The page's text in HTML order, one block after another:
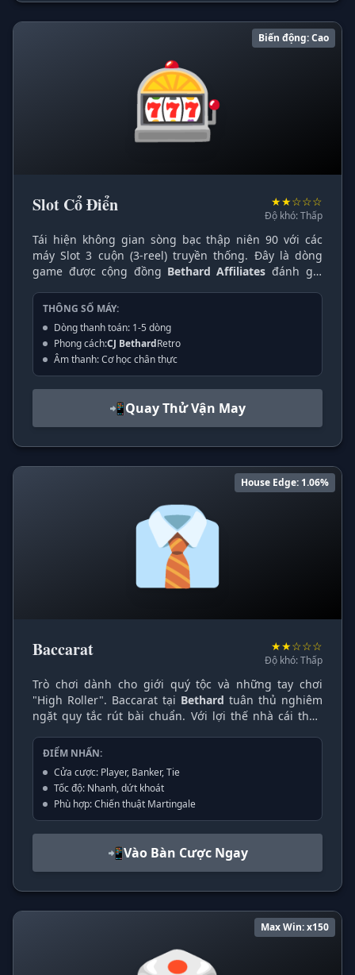
🎰
Biến động: Cao
Slot Cổ Điển ★★☆☆☆
Độ khó: Thấp
Tái hiện không gian sòng bạc thập niên 90 với các
máy Slot 3 cuộn (3-reel) truyền thống. Đây là dòng
game được cộng đồng Bethard Affiliates đánh giá
hũ thuần túy mà không bị phân tâm bởi các hiệu ứng
THÔNG SỐ MÁY:
Dòng thanh toán: 1-5 dòng
Phong cách:CJ BethardRetro
Âm thanh: Cơ học chân thực
📲Quay Thử Vận May
👔
House Edge: 1.06%
Baccarat ★★☆☆☆
Độ khó: Thấp
Trò chơi dành cho giới quý tộc và những tay chơi
"High Roller". Baccarat tại Bethard tuân thủ nghiêm
ngặt quy tắc rút bài chuẩn. Với lợi thế nhà cái thấp
đầu được phân tích kỹ lưỡng bởi các chuyên gia như
Laura Bethard Nber
ĐIỂM NHẤN:
Cửa cược: Player, Banker, Tie
Tốc độ: Nhanh, dứt khoát
Phù hợp: Chiến thuật Martingale
📲Vào Bàn Cược Ngay
Max Win: x150